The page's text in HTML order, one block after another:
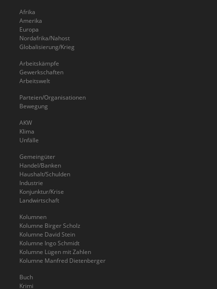
Afrika
Amerika
Europa
Nordafrika/Nahost
Globalisierung/Krieg
Arbeitskämpfe
Gewerkschaften
Arbeitswelt
Parteien/Organisationen
Bewegung
AKW
Klima
Unfälle
Gemeingüter
Handel/Banken
Haushalt/Schulden
Industrie
Konjunktur/Krise
Landwirtschaft
Kolumnen
Kolumne Birger Scholz
Kolumne David Stein
Kolumne Ingo Schmidt
Kolumne Lügen mit Zahlen
Kolumne Manfred Dietenberger
Buch
Krimi